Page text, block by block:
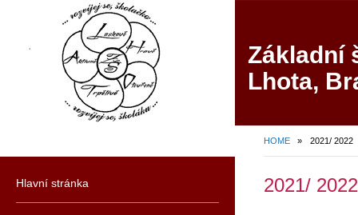
Základní
Lhota,
HOME » 2021/ 2022
Hlavní stránka 2021/ 2022